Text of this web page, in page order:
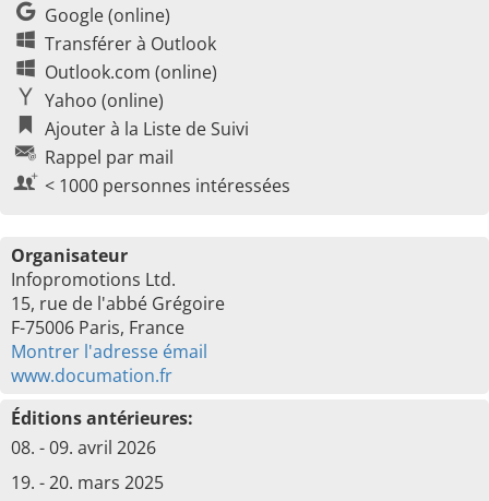
Google (online)
Transférer à Outlook
Outlook.com (online)
Yahoo (online)
Ajouter à la Liste de Suivi
Rappel par mail
< 1000 personnes intéressées
Organisateur
Infopromotions Ltd.
15, rue de l'abbé Grégoire
F-75006 Paris, France
Montrer l'adresse émail
www.documation.fr
Éditions antérieures:
08. - 09. avril 2026
19. - 20. mars 2025